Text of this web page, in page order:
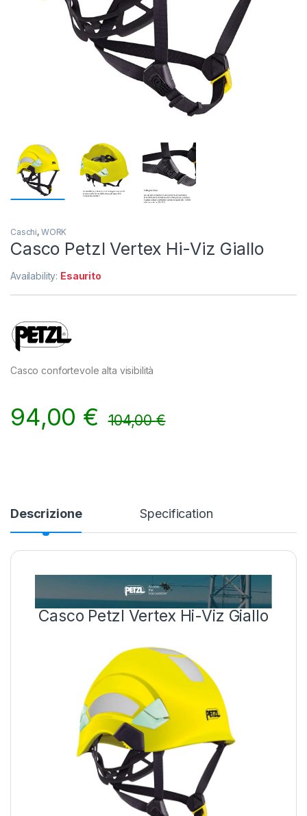
Caschi, WORK
Casco Petzl Vertex Hi-Viz Giallo
Availability: Esaurito
Casco confortevole alta visibilità
94,00 € 104,00€
Descrizione Specification
Casco Petzl Vertex Hi-Viz Giallo